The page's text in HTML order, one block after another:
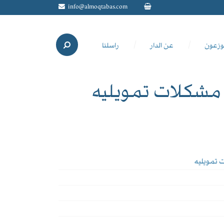
info@almoqtabas.com
عن الدار راسلنا
مشكلات تمويليه
تمويليه